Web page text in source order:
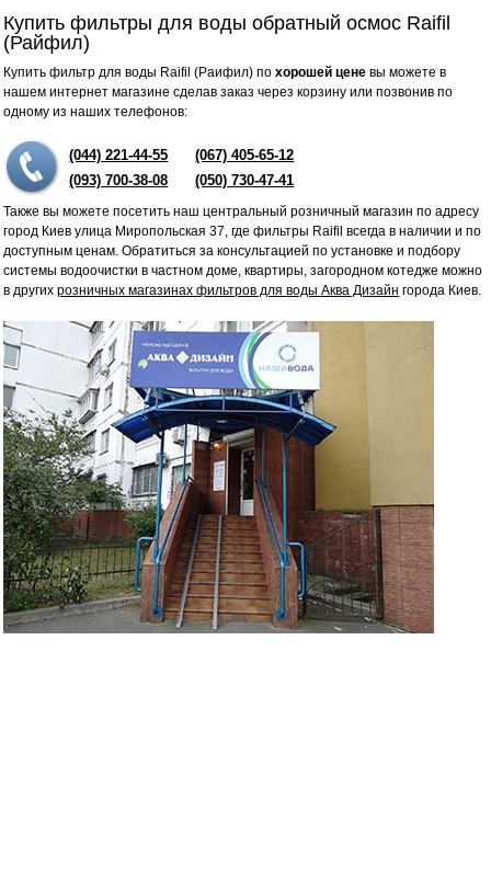
Купить фильтры для воды обратный осмос Raifil
(Райфил)
Купить фильтр для воды Raifil (Раифил) похорошей цене вы можете в
нашем интернет магазине сделав заказ через корзину или позвонив по
одному из наших телефонов:
(044) 221-44-55
(093) 700-38-08
(067) 405-65-12
(050) 730-47-41
Также вы можете посетить наш центральный розничный магазин по адресу
город Киев улица Миропольская 37, где фильтры Raifil всегда в наличии и по
доступным ценам. Обратиться за консультацией по установке и подбору
системы водоочистки в частном доме, квартиры, загородном котедже можно
в другихрозничных магазинах фильтров для воды Аква Дизайн города Киев.